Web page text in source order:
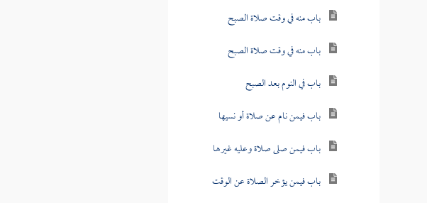
باب منه في وقت صلاة الصبح
باب منه في وقت صلاة الصبح
باب في النوم بعد الصبح
باب فيمن نام عن صلاة أو نسيها
باب فيمن صلى صلاة وعليه غيرها
باب فيمن يؤخر الصلاة عن الوقت